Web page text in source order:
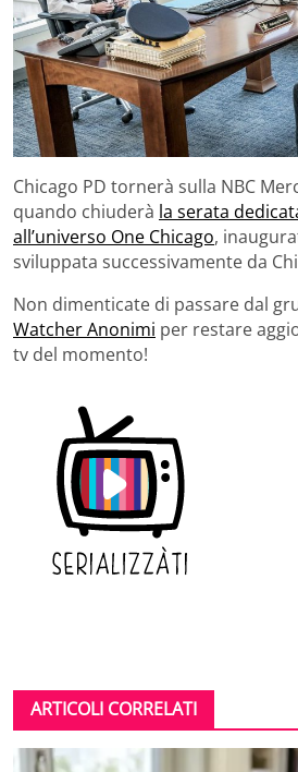
Chicago PD tornerà sulla NBC
quando chiuderà la serata
all’universo One Chicago,
sviluppata successivamente da
Non dimenticate di passare dal
Watcher Anonimi per restare
tv del momento!
ARTICOLI CORRELATI